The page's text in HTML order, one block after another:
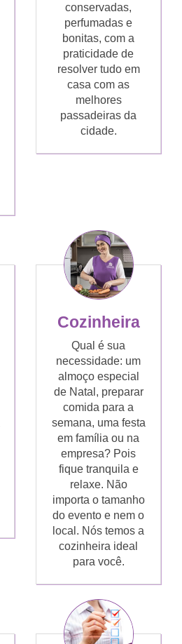
conservadas,
perfumadas e
bonitas, com a
praticidade de
resolver tudo em
casa com as
melhores
passadeiras da
cidade.
Cozinheira
Qual é sua
necessidade: um
almoço especial
de Natal, preparar
comida para a
semana, uma festa
em família ou na
empresa? Pois
fique tranquila e
relaxe. Não
importa o tamanho
do evento e nem o
local. Nós temos a
cozinheira ideal
para você.